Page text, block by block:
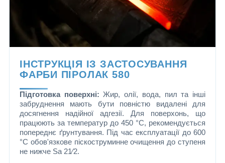
ІНСТРУКЦІЯ ІЗ ЗАСТОСУВАННЯ
ФАРБИ ПІРОЛАК 580
Підготовка поверхні:Жир, олії, вода, пил та інші
забруднення мають бути повністю видалені для
досягнення надійної адгезії. Для поверхонь, що
працюють за температур до 450 °C, рекомендується
попереднє ґрунтування. Під час експлуатації до 600
°C обов'язкове піскоструминне очищення до ступеня
не нижче Sa 21⁄2.